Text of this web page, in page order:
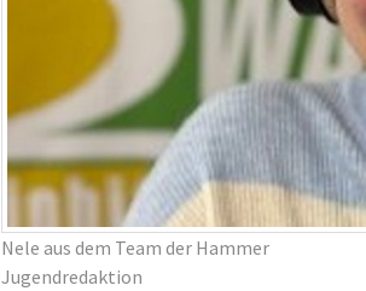
Nele aus dem Team der Hammer
Jugendredaktion